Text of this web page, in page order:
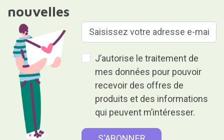
nouvelles
J’autorise le traitement de
mes données pour pouvoir
recevoir des offres de
produits et des informations
qui peuvent m’intéresser.